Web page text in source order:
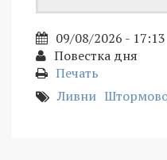
09/08/2026 - 17:13
Повестка дня
Печать
Ливни